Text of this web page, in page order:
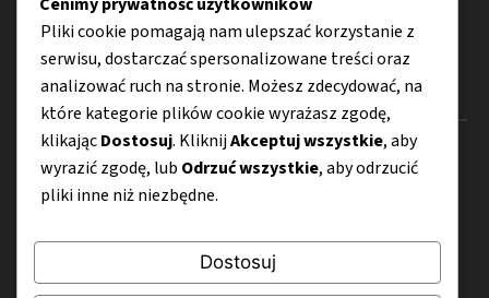
Porady
Menu
Kontakt
Mapa strony
Polityka prywatności
Pliki cookie pomagają nam ulepszać korzystanie z
serwisu, dostarczać spersonalizowane treści oraz
analizować ruch na stronie. Możesz zdecydować, na
które kategorie plików cookie wyrażasz zgodę,
klikającDostosuj. KliknijAkceptuj wszystkie, aby
wyrazić zgodę, lub Odrzuć wszystkie, aby odrzucić
pliki inne niż niezbędne.
Dostosuj